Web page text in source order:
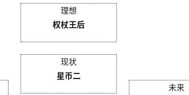
理想
权杖王后
现状
星币二
未来